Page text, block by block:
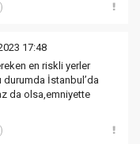
17:48
en riskli yerler
İstanbul’da
da olsa,emniyette